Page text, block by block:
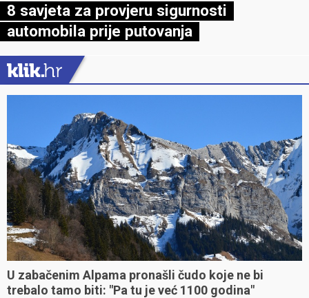
8 savjeta za provjeru sigurnosti
automobila prije putovanja
U zabačenim Alpama pronašli čudo koje ne bi
trebalo tamo biti: "Pa tu je već 1100 godina"